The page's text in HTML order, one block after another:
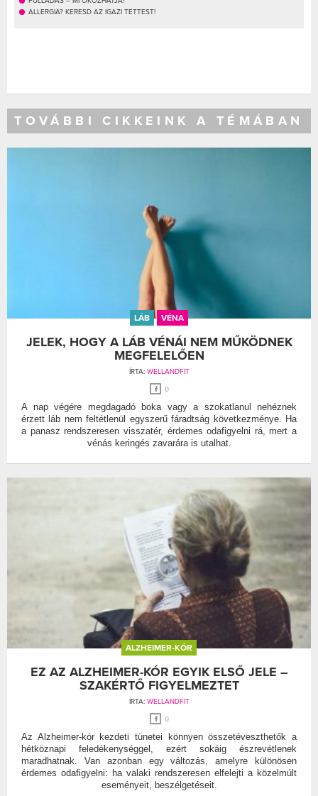
ALLERGIA? KERESD AZ IGAZI TETTEST!
TOVÁBBI CIKKEINK A TÉMÁBAN
LÁB VÉNA
JELEK, HOGY A LÁB VÉNÁI NEM MŰKÖDNEK
MEGFELELŐEN
ÍRTA: WELLANDFIT
0
A nap végére megdagadó boka vagy a szokatlanul nehéznek
érzett láb nem feltétlenül egyszerű fáradtság következménye. Ha
a panasz rendszeresen visszatér, érdemes odafigyelni rá, mert a
vénás keringés zavarára is utalhat.
ALZHEIMER-KÓR
EZ AZ ALZHEIMER-KÓR EGYIK ELSŐ JELE –
SZAKÉRTŐ FIGYELMEZTET
ÍRTA: WELLANDFIT
0
Az Alzheimer-kór kezdeti tünetei könnyen összetéveszthetők a
hétköznapi feledékenységgel, ezért sokáig észrevétlenek
maradhatnak. Van azonban egy változás, amelyre különösen
érdemes odafigyelni: ha valaki rendszeresen elfelejti a közelmúlt
eseményeit, beszélgetéseit.